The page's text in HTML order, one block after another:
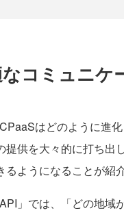
コミュニケ
はどのように進
提供を大々的に打ち出
ようになることが紹介
」では、「どの地域